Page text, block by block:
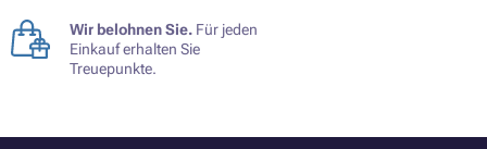
Wir belohnen Sie. Für jeden
Einkauf erhalten Sie
Treuepunkte.